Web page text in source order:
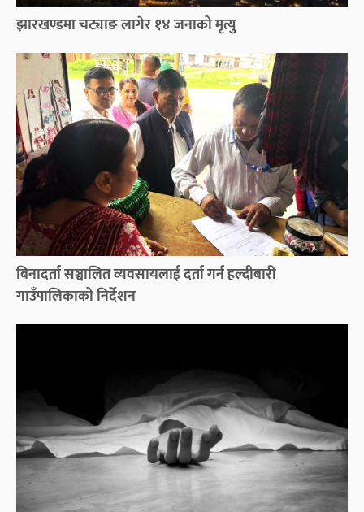
झारखण्डमा चट्याङ लागेर १४ जनाको मृत्यु
बिनादर्ता सञ्चालित व्यवसायलाई दर्ता गर्न हल्दीबारी
गाउँपालिकाको निर्देशन